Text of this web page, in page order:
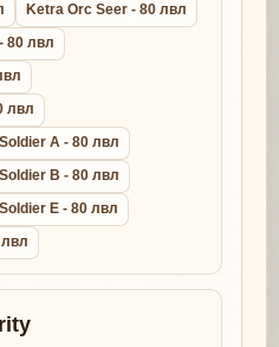
Ketra Orc Seer - 80 лвл
80 лвл
лвл
A - 80 лвл
B - 80 лвл
E - 80 лвл